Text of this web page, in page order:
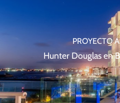
PROYECTO
Hunter Douglas en